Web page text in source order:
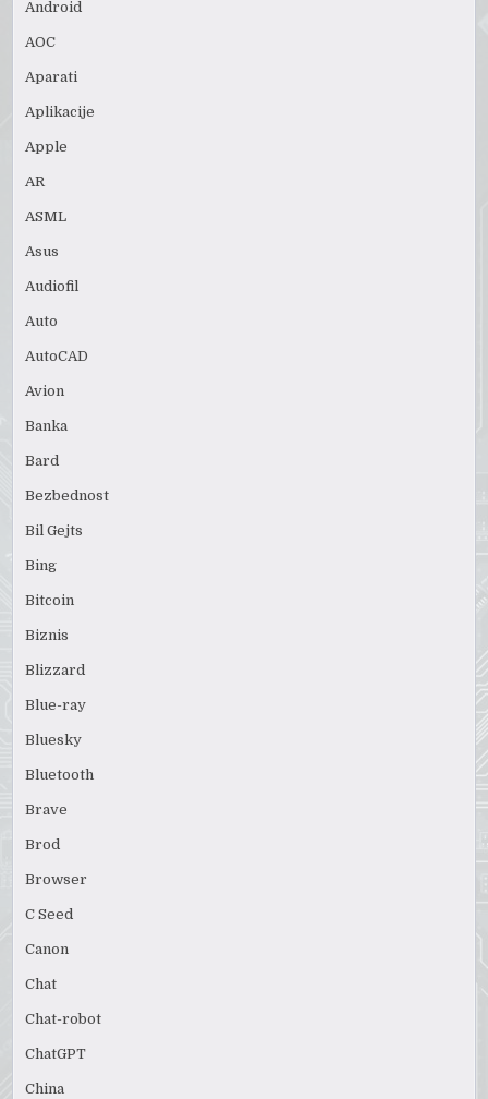
Android
AOC
Aparati
Aplikacije
Apple
AR
ASML
Asus
Audiofil
Auto
AutoCAD
Avion
Banka
Bard
Bezbednost
Bil Gejts
Bing
Bitcoin
Biznis
Blizzard
Blue-ray
Bluesky
Bluetooth
Brave
Brod
Browser
C Seed
Canon
Chat
Chat-robot
ChatGPT
China